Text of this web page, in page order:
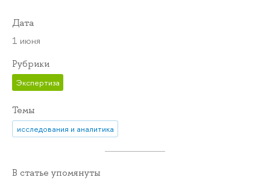
Дата
1 июня
Рубрики
Экспертиза
Темы
исследования и аналитика
В статье упомянуты